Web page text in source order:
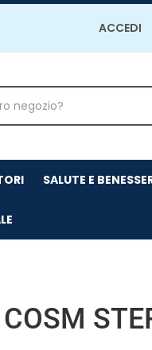
ACCEDI
SALUTE E